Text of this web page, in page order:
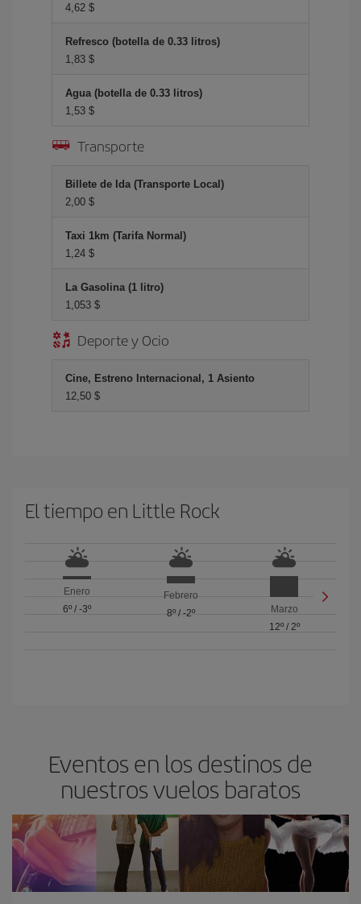
4,62 $
Refresco (botella de 0.33 litros)
1,83 $
Agua (botella de 0.33 litros)
1,53 $
Transporte
Billete de Ida (Transporte Local)
2,00 $
Taxi 1km (Tarifa Normal)
1,24 $
La Gasolina (1 litro)
1,053 $
Deporte y Ocio
Cine, Estreno Internacional, 1 Asiento
12,50 $
El tiempo en Little Rock
Enero
6º/ -3º
Febrero
8º/ -2º
Marzo
12º/ 2º
Eventos en los destinos de
nuestros vuelos baratos